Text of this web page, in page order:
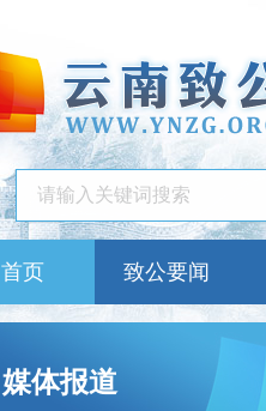
首页 致公要闻
媒体报道